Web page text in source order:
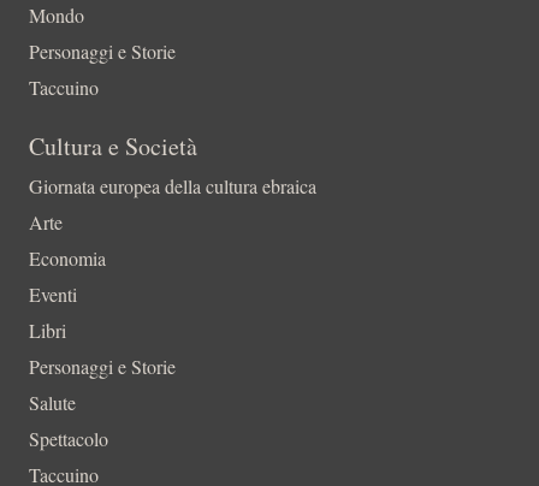
Mondo
Personaggi e Storie
Taccuino
Cultura e Società
Giornata europea della cultura ebraica
Arte
Economia
Eventi
Libri
Personaggi e Storie
Salute
Spettacolo
Taccuino